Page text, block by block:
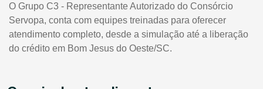
O Grupo C3 - Representante Autorizado do Consórcio
Servopa, conta com equipes treinadas para oferecer
atendimento completo, desde a simulação até a liberação
do crédito em Bom Jesus do Oeste/SC.